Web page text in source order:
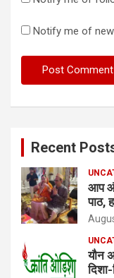
Notify me of
Recent
आप
पाठ,
यौन
दिशा-